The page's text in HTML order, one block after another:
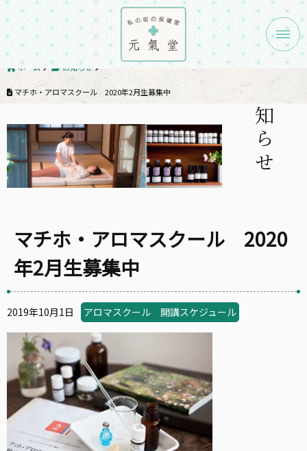
メニ
ホーム お知らせ
マチホ・アロマスクール 2020年2月生募集中 お知らせ
マチホ・アロマスクール 2020
年2月生募集中
2019年10月1日 アロマスクール 開講スケジュール